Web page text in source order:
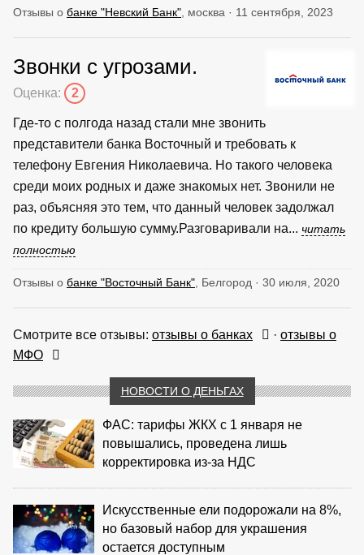
Отзывы о банке "Невский Банк" , москва · 11 сентября, 2023
Звонки с угрозами.
Оценка: 2
Где-то с полгода назад стали мне звонить
представители банка Восточный и требовать к
телефону Евгения Николаевича. Но такого человека
среди моих родных и даже знакомых нет. Звонили не
раз, объясняя это тем, что данный человек задолжал
по кредиту большую сумму.Разговаривали на... читать
полностью
Отзывы о банке "Восточный Банк" , Белгород · 30 июля, 2020
Смотрите все отзывы: отзывы о банках · отзывы о
МФО
НОВОСТИ О ДЕНЬГАХ
ФАС: тарифы ЖКХ с 1 января не
повышались, проведена лишь
корректировка из‑за НДС
Искусственные ели подорожали на 8%,
но базовый набор для украшения
остается доступным